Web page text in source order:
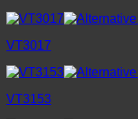
VT3017
VT3153